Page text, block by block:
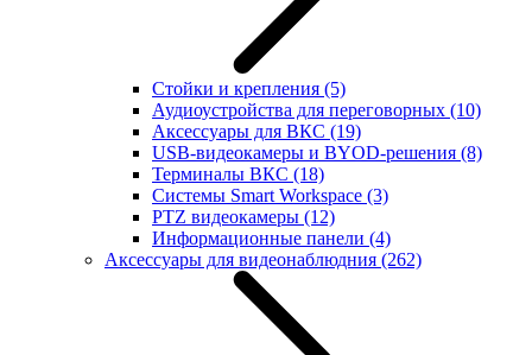
Стойки и крепления (5)
Аудиоустройства для переговорных (10)
Аксессуары для ВКС (19)
USB-видеокамеры и BYOD-решения (8)
Терминалы ВКС (18)
Системы Smart Workspace (3)
PTZ видеокамеры (12)
Информационные панели (4)
Аксессуары для видеонаблюдния (262)